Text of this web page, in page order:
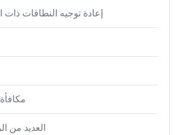
إعادة توجيه النطاقات ذات
العديد من